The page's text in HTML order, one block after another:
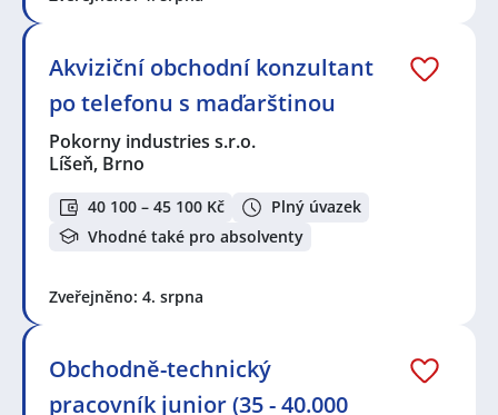
Akviziční obchodní konzultant
po telefonu s maďarštinou
Pokorny industries s.r.o.
Líšeň, Brno
40 100 – 45 100 Kč
Plný úvazek
Vhodné také pro absolventy
Zveřejněno: 4. srpna
Obchodně-technický
pracovník junior (35 - 40.000